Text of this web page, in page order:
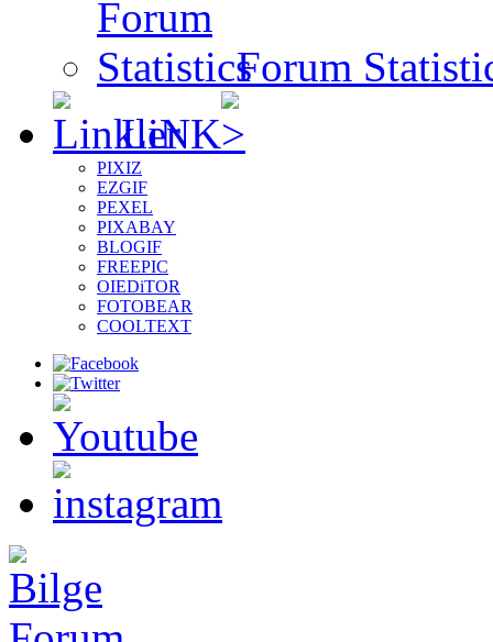
Forum
LiNK
PIXIZ
EZGIF
PEXEL
PIXABAY
BLOGIF
FREEPIC
OIEDiTOR
FOTOBEAR
COOLTEXT